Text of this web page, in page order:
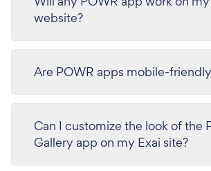
website?
Are POWR apps mobile-
Can I customize the look of the
Gallery app on my Exai site?